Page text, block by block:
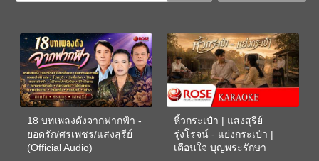
18 บทเพลงดังจากฟากฟ้า -
ยอดรัก/ศรเพชร/แสงสุรีย์
(Official Audio)
หิ้วกระเป๋า | แสงสุรีย์
รุ่งโรจน์ - แย่งกระเป๋า |
เตือนใจ บุญพระรักษา